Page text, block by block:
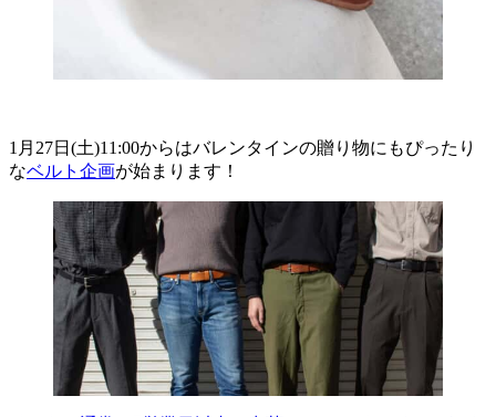
1月27日(土)11:00からはバレンタインの贈り物にもぴったり
なベルト企画が始まります！